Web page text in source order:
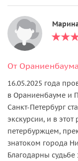
От
16.05.2025 года
в Ораниенбауме и
Санкт-Петербург
экскурсии, и в этот
петербуржцем,
знатоком города
Благодарны судьбе